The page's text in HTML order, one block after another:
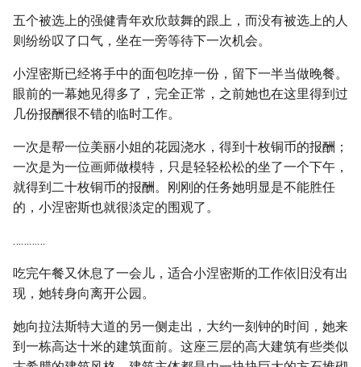
五个被选上的强健青年欢欣鼓舞的跟上，而没有被选上的人
则纷纷叹了口气，坐在一旁等待下一次机会。
小涅密斯已经将手中的面包吃掉一份，留下一半当做晚餐。
眼前的一幕她见得多了，完全正常，之前她也在这里得到过
几份报酬很不错的临时工作。
一次是帮一位美丽小姐的花园浇水，得到十枚铜币的报酬；
一次是为一位画师做模特，只是轻轻松松的坐了一个下午，
就得到二十枚铜币的报酬。刚刚的任务她明显是不能胜任
的，小涅密斯也就很淡定的围观了。
…………
吃完午餐又休息了一会儿，适合小涅密斯的工作依旧没有出
现，她转身向离开公园。
她向拉法斯特大道的另一侧走出，大约一刻钟的时间，她来
到一栋高达十米的建筑面前。这座三层的高大建筑有些类似